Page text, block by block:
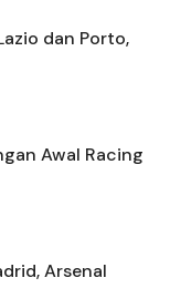
dan Porto,
Awal Racing
Arsenal